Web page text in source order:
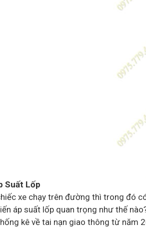
Suất Lốp
xe chạy trên đường thì trong đó
áp suất lốp quan trọng như thế
kê về tai nạn giao thông từ năm